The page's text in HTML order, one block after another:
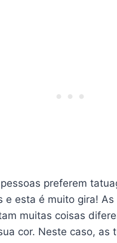
preferem
e esta é muito gira! As
muitas coisas
cor. Neste caso, as